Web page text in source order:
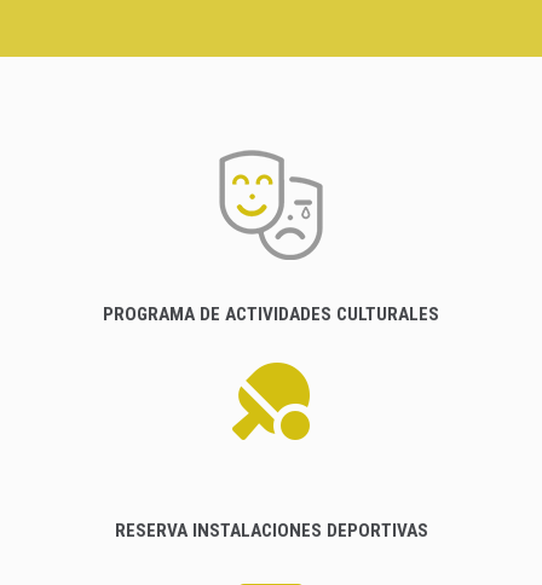
PROGRAMA DE ACTIVIDADES CULTURALES
RESERVA INSTALACIONES DEPORTIVAS